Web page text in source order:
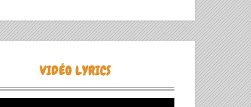
VIDÉO LYRICS